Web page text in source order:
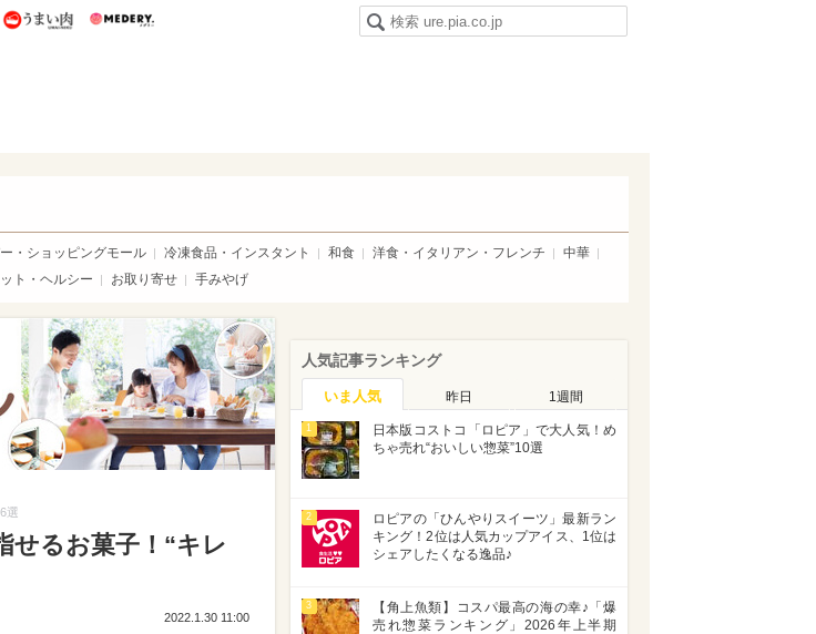
うまいパン うまい肉
・ショッピングモール 冷凍食品・インスタント 和食 洋食・イタリアン・フレンチ
中華
ト・ヘルシー お取り寄せ 手みやげ
選
せるお菓子！“キレ
2022.1.30 11:00
人気記事ランキング
いま人気 昨日 1週間
1
日本版コストコ「ロピア」で大人気！め
ちゃ売れ“おいしい惣菜”10選
2
ロピアの「ひんやりスイーツ」最新ラン
キング！2位は人気カップアイス、1位は
シェアしたくなる逸品♪
3
【角上魚類】コスパ最高の海の幸♪「爆
売れ惣菜ランキング」2026年上半期